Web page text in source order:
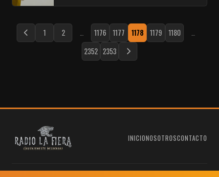
1 2 1176 1177 1178 1179 1180
2352 2353
INICIONOSOTROSCONTACTO